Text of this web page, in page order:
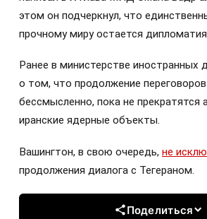
этом он подчеркнул, что
прочному миру остается
Ранее в министерстве иностранных
о том, что продолжение
бессмысленно, пока не прекратятся
иранские ядерные объекты.
Вашингтон, в свою очередь, не
продолжения диалога с Тегераном.
Поделиться